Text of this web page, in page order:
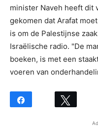
minister Naveh heeft dit
gekomen dat Arafat
is om de Palestijnse
Israëlische radio. "De
boeken, is met een
voeren van